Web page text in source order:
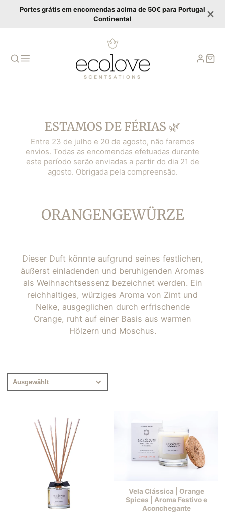
Portes grátis em encomendas acima de 50€ para Portugal
Continental
ESTAMOS DE FÉRIAS 🌿
Entre 23 de julho e 20 de agosto, não faremos
envios. Todas as encomendas efetuadas durante
este período serão enviadas a partir do dia 21 de
agosto. Obrigada pela compreensão.
KATEGORIE:
ORANGENGEWÜRZE
Dieser Duft könnte aufgrund seines festlichen,
äußerst einladenden und beruhigenden Aromas
als Weihnachtsessenz bezeichnet werden. Ein
reichhaltiges, würziges Aroma von Zimt und
Nelke, ausgeglichen durch erfrischende
Orange, ruht auf einer Basis aus warmen
Hölzern und Moschus.
Vela Clássica | Orange
Spices | Aroma Festivo e
Aconchegante